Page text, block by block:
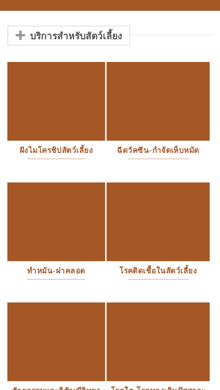
บริการสำหรับสัตว์เลี้ยง
ฝังไมโครชิปสัตว์เลี้ยง
ทำหมัน-ผ่าคลอด
ฉีดวัคซีน-กำจัดเห็บหมัด
โรคติดเชื้อในสัตว์เลี้ยง